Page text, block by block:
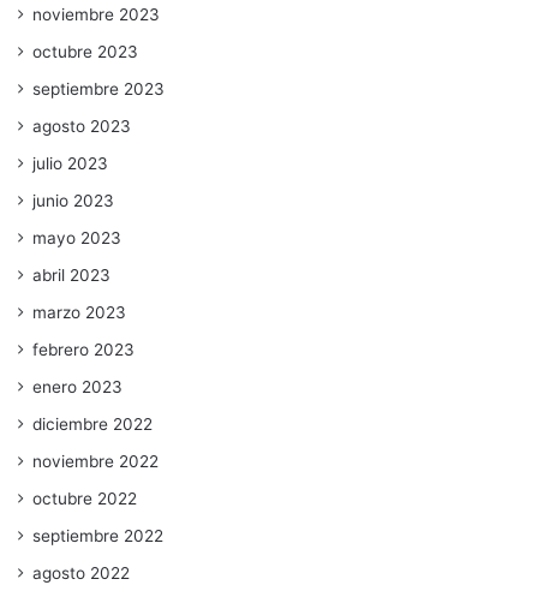
noviembre 2023
octubre 2023
septiembre 2023
agosto 2023
julio 2023
junio 2023
mayo 2023
abril 2023
marzo 2023
febrero 2023
enero 2023
diciembre 2022
noviembre 2022
octubre 2022
septiembre 2022
agosto 2022